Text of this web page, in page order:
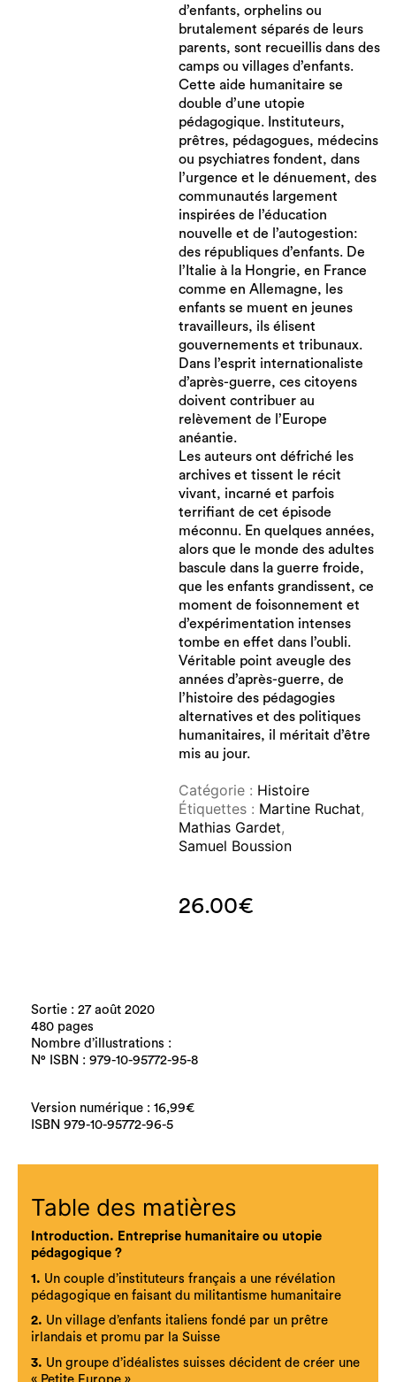
d’enfants, orphelins ou
brutalement séparés de leurs
parents, sont recueillis dans des
camps ou villages d’enfants.
Cette aide humanitaire se
double d’une utopie
pédagogique. Instituteurs,
prêtres, pédagogues, médecins
ou psychiatres fondent, dans
l’urgence et le dénuement, des
communautés largement
inspirées de l’éducation
nouvelle et de l’autogestion:
des républiques d’enfants. De
l’Italie à la Hongrie, en France
comme en Allemagne, les
enfants se muent en jeunes
travailleurs, ils élisent
gouvernements et tribunaux.
Dans l’esprit internationaliste
d’après-guerre, ces citoyens
doivent contribuer au
relèvement de l’Europe
anéantie.
Les auteurs ont défriché les
archives et tissent le récit
vivant, incarné et parfois
terrifiant de cet épisode
méconnu. En quelques années,
alors que le monde des adultes
bascule dans la guerre froide,
que les enfants grandissent, ce
moment de foisonnement et
d’expérimentation intenses
tombe en effet dans l’oubli.
Véritable point aveugle des
années d’après-guerre, de
l’histoire des pédagogies
alternatives et des politiques
humanitaires, il méritait d’être
mis au jour.
Catégorie : Histoire
Étiquettes : Martine Ruchat,
Mathias Gardet,
Samuel Boussion
26.00€
Sortie : 27 août 2020
480 pages
Nombre d’illustrations :
N° ISBN : 979-10-95772-95-8
Version numérique : 16,99€
ISBN 979-10-95772-96-5
Table des matières
Introduction. Entreprise humanitaire ou utopie
pédagogique ?
1. Un couple d’instituteurs français a une révélation
pédagogique en faisant du militantisme humanitaire
2. Un village d’enfants italiens fondé par un prêtre
irlandais et promu par la Suisse
3. Un groupe d’idéalistes suisses décident de créer une
« Petite Europe »